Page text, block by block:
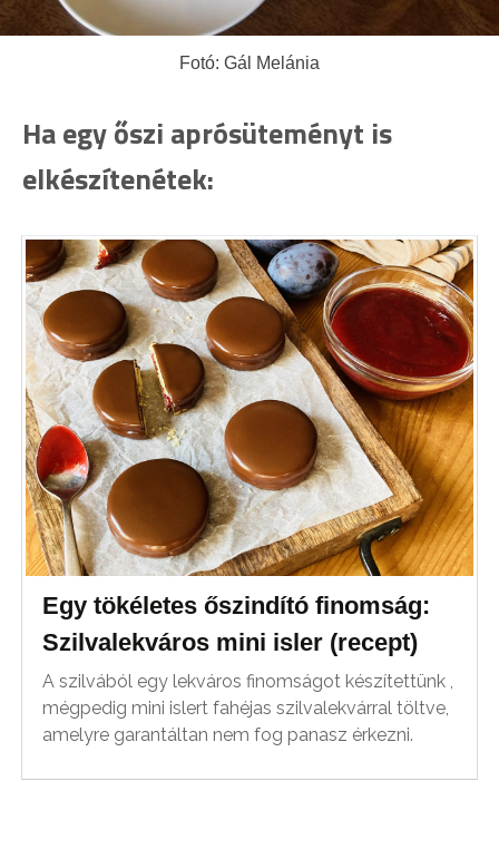
Fotó: Gál Melánia
Ha egy őszi aprósüteményt is
elkészítenétek:
Egy tökéletes őszindító finomság:
Szilvalekváros mini isler (recept)
A szilvából egy lekváros finomságot készítettünk ,
mégpedig mini islert fahéjas szilvalekvárral töltve,
amelyre garantáltan nem fog panasz érkezni.